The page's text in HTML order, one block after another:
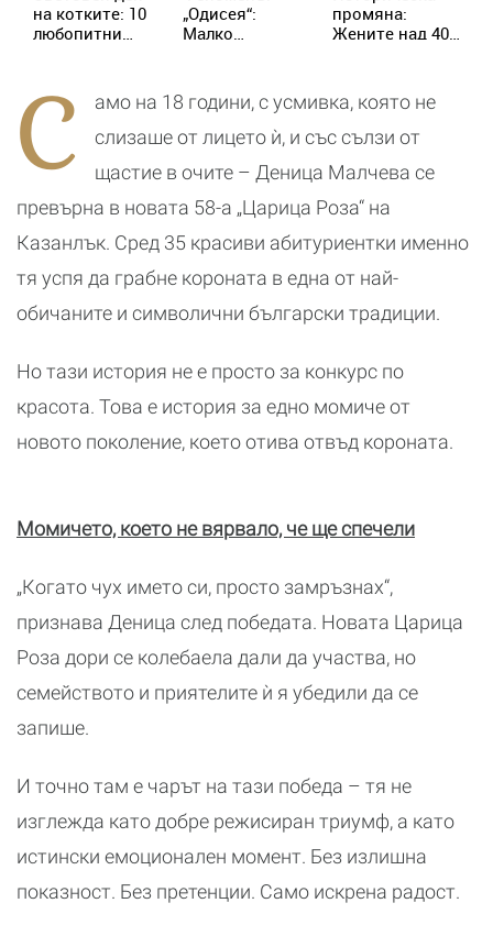
на котките: 10
любопитни
загадъчните
животни
„Одисея“:
Малко
с милиони
гледания
промяна:
Жените над 40
тийнейджърките
С
амо на 18 години, с усмивка, която не
слизаше от лицето ѝ, и със сълзи от
щастие в очите – Деница Малчева се
превърна в новата 58-а „Царица Роза“ на
Казанлък. Сред 35 красиви абитуриентки именно
тя успя да грабне короната в една от най-
обичаните и символични български традиции.
Но тази история не е просто за конкурс по
красота. Това е история за едно момиче от
новото поколение, което отива отвъд короната.
Момичето, което не вярвало, че ще спечели
„Когато чух името си, просто замръзнах“,
признава Деница след победата. Новата Царица
Роза дори се колебаела дали да участва, но
семейството и приятелите ѝ я убедили да се
запише.
И точно там е чарът на тази победа – тя не
изглежда като добре режисиран триумф, а като
истински емоционален момент. Без излишна
показност. Без претенции. Само искрена радост.